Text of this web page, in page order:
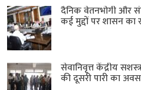
दैनिक वेतनभोगी और
कई मुद्दों पर शासन
सेवानिवृत्त केंद्रीय
की दूसरी पारी का